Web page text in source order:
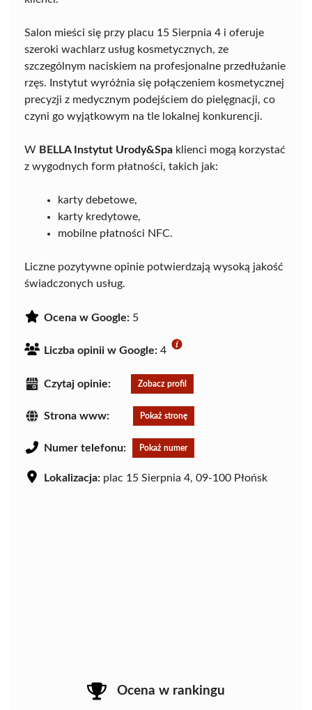
Salon mieści się przy placu 15 Sierpnia 4 i oferuje
szeroki wachlarz usług kosmetycznych, ze
szczególnym naciskiem na profesjonalne przedłużanie
rzęs. Instytut wyróżnia się połączeniem kosmetycznej
precyzji z medycznym podejściem do pielęgnacji, co
czyni go wyjątkowym na tle lokalnej konkurencji.
W BELLA Instytut Urody&Spa klienci mogą korzystać
z wygodnych form płatności, takich jak:
karty debetowe,
karty kredytowe,
mobilne płatności NFC.
Liczne pozytywne opinie potwierdzają wysoką jakość
świadczonych usług.
Ocena w Google: 5
Liczba opinii w Google: 4
Czytaj opinie: Zobacz profil
Strona www: Pokaż stronę
Numer telefonu: Pokaż numer
Lokalizacja: plac 15 Sierpnia 4, 09-100 Płońsk
Ocena w rankingu